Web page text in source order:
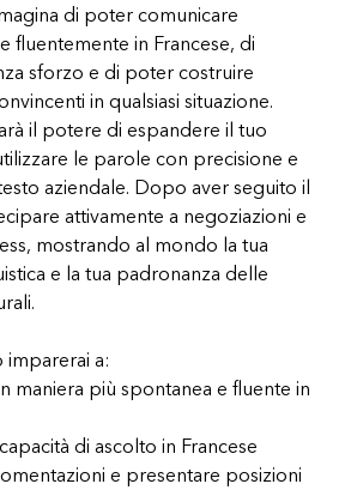
di poter comunicare
fluentemente in Francese, di
sforzo e di poter costruire
in qualsiasi situazione.
il potere di espandere il tuo
le parole con precisione e
aziendale. Dopo aver seguito il
attivamente a negoziazioni e
mostrando al mondo la tua
e la tua padronanza delle
imparerai a:
maniera più spontanea e fluente in
di ascolto in Francese
e presentare posizioni